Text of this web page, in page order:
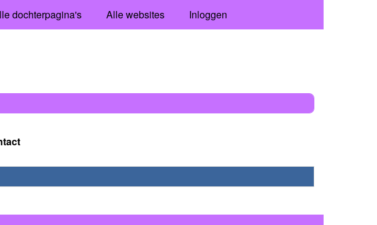
dochterpagina's Alle websites Inloggen